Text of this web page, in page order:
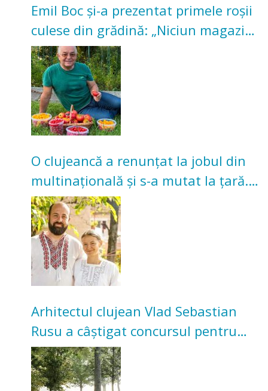
Emil Boc și-a prezentat primele roșii
culese din grădină: „Niciun magazin
nu poate oferi această satisfacție”
O clujeancă a renunțat la jobul din
multinațională și s-a mutat la țară.
Acum cultivă legume în grădina
bunicilor
Arhitectul clujean Vlad Sebastian
Rusu a câștigat concursul pentru
transformarea Grădinii Casei
Universitarilor